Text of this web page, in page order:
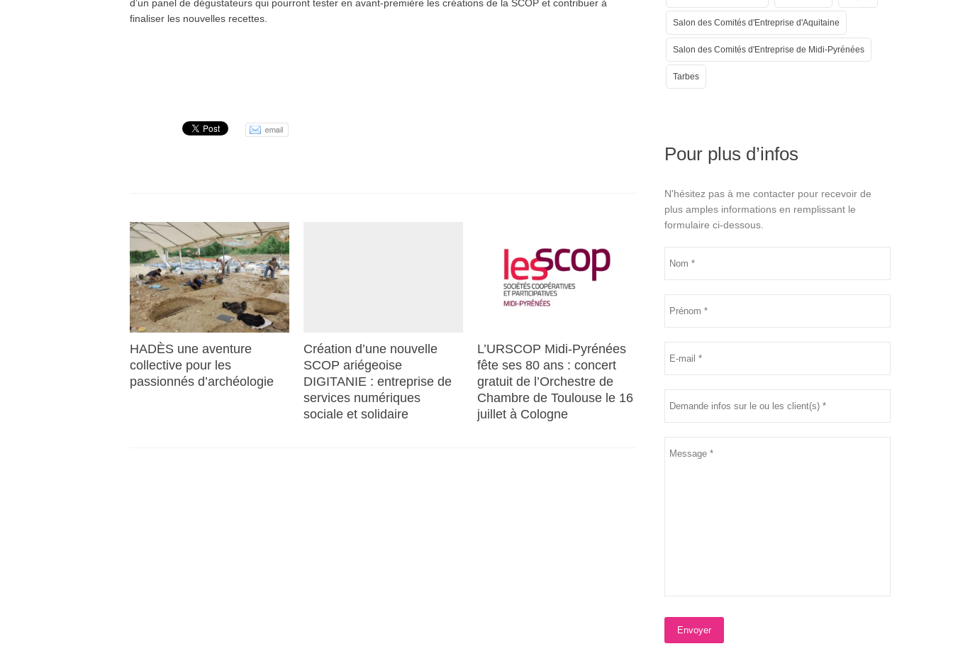
d’un panel de dégustateurs qui pourront tester en avant-première les créations de la SCOP et contribuer à
finaliser les nouvelles recettes.
HADÈS une aventure
collective pour les
passionnés d’archéologie
Création d’une nouvelle
SCOP ariégeoise
DIGITANIE : entreprise de
services numériques
sociale et solidaire
L’URSCOP Midi-Pyrénées
fête ses 80 ans : concert
gratuit de l’Orchestre de
Chambre de Toulouse le 16
juillet à Cologne
Salon des Comités d'Entreprise d'Aquitaine
Salon des Comités d'Entreprise de Midi-Pyrénées
Tarbes
Pour plus d’infos
N'hésitez pas à me contacter pour recevoir de
plus amples informations en remplissant le
formulaire ci-dessous.